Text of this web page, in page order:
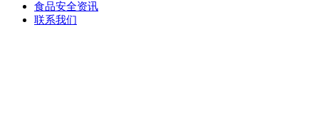
食品安全资讯
联系我们